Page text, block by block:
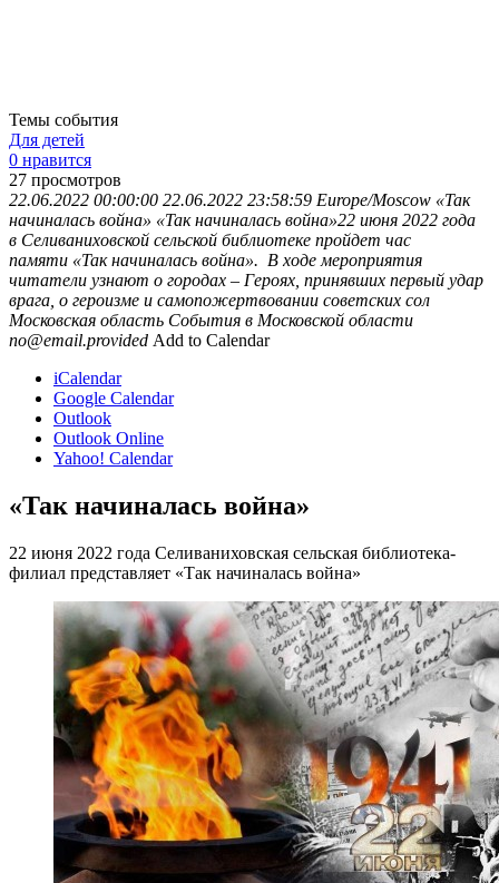
Темы события
Для детей
0 нравится
27 просмотров
22.06.2022 00:00:00 22.06.2022 23:58:59 Europe/Moscow «Так
начиналась война» «Так начиналась война»22 июня 2022 года
в Селиваниховской сельской библиотеке пройдет час
памяти «Так начиналась война». В ходе мероприятия
читатели узнают о городах – Героях, принявших первый удар
врага, о героизме и самопожертвовании советских сол
Московская область События в Московской области
no@email.provided Add to Calendar
iCalendar
Google Calendar
Outlook
Outlook Online
Yahoo! Calendar
«Так начиналась война»
22 июня 2022 года Селиваниховская сельская библиотека-
филиал представляет «Так начиналась война»